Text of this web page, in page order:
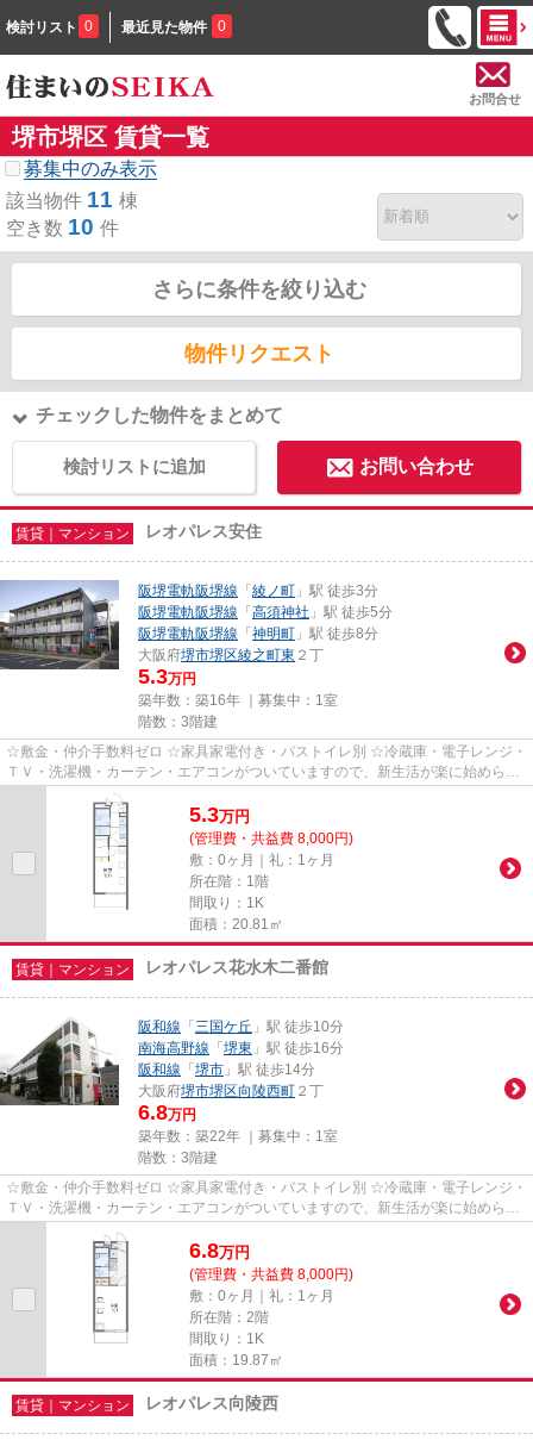
検討リスト 0 最近見た物件 0
お問合せ
堺市堺区 賃貸一覧
募集中のみ表示
該当物件 11 棟
空き数 10 件
さらに条件を絞り込む
物件リクエスト
チェックした物件をまとめて
検討リストに追加 お問い合わせ
賃貸｜マンション レオパレス安住
阪堺電軌阪堺線 「 綾ノ町 」駅 徒歩3分
阪堺電軌阪堺線 「 高須神社 」駅 徒歩5分
阪堺電軌阪堺線 「 神明町 」駅 徒歩8分
大阪府堺市堺区綾之町東 ２丁
5.3万円
築年数：築16年 ｜募集中： 1室
階数：3階建
☆敷金・仲介手数料ゼロ ☆家具家電付き・バストイレ別 ☆冷蔵庫・電子レンジ・
ＴＶ・洗濯機・カーテン・エアコンがついていますので、新生活が楽に始められ
5.3万円
(管理費・共益費 8,000円)
敷：0ヶ月｜礼：1ヶ月
所在階：1階
間取り：1K
面積：20.81㎡
賃貸｜マンション レオパレス花水木二番館
阪和線 「 三国ケ丘 」駅 徒歩10分
南海高野線 「 堺東 」駅 徒歩16分
阪和線 「 堺市 」駅 徒歩14分
大阪府堺市堺区向陵西町 ２丁
6.8万円
築年数：築22年 ｜募集中： 1室
階数：3階建
☆敷金・仲介手数料ゼロ ☆家具家電付き・バストイレ別 ☆冷蔵庫・電子レンジ・
ＴＶ・洗濯機・カーテン・エアコンがついていますので、新生活が楽に始められ
6.8万円
(管理費・共益費 8,000円)
敷：0ヶ月｜礼：1ヶ月
所在階：2階
間取り：1K
面積：19.87㎡
賃貸｜マンション レオパレス向陵西